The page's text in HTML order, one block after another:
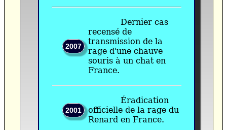
2007
Dernier cas
recensé de
transmission de la
rage d'une chauve
souris à un chat en
France.
2001
Éradication
officielle de la rage du
Renard en France.